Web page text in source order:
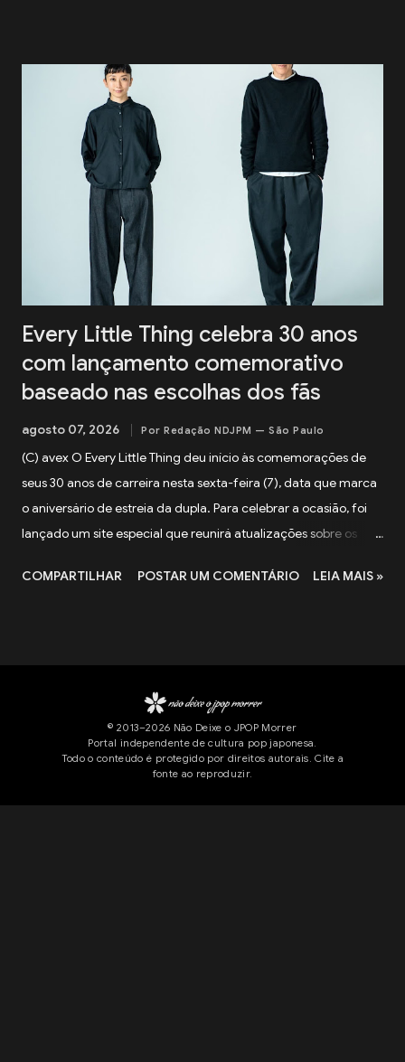
Nekozuki Mei ao longo de sua trajetória." — comunicado da
família. The Next-Generation Girls Band Shining Across the
World. pic.twitter.com/3VWEpd2juI — 終末のダイヤモンド
(@LastDiamond2026) July 6, 2026 Nekozuki Mei era ex-
farmacêutica e construiu sua carreira como guitarrista,
participando como musicista de apoio em projetos da franquia
BanG Dream! , série multimídia que reúne anime, jogos e
bandas, além de atuar na 1MYB , banda oficial da franquia
Kantai Collection (KanCo...
Every Little Thing celebra 30 anos
com lançamento comemorativo
baseado nas escolhas dos fãs
agosto 07, 2026 Por Redação NDJPM — São Paulo
(C) avex O Every Little Thing deu início às comemorações de
seus 30 anos de carreira nesta sexta-feira (7), data que marca
o aniversário de estreia da dupla. Para celebrar a ocasião, foi
lançado um site especial que reunirá atualizações sobre os
dos integrantes Kaori Mochida e Ichiro Ito. Junto com a página,
comemorativa. As músicas mais lembradas pelos participantes
servirão de base para a seleção das faixas de um futuro
lançamento especial em comemoração aos 30 anos do Every
COMPARTILHAR POSTAR UM COMENTÁRIO LEIA MAIS »
© 2013–2026 Não Deixe o JPOP Morrer
Portal independente de cultura pop japonesa.
Todo o conteúdo é protegido por direitos autorais. Cite a
fonte ao reproduzir.